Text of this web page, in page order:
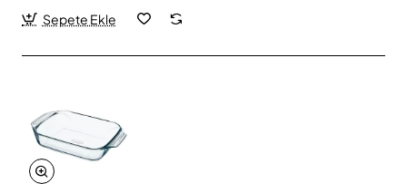
Sepete Ekle